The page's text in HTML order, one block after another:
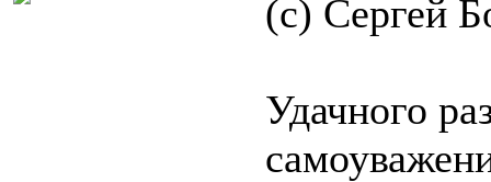
(с) Сергей
Удачного